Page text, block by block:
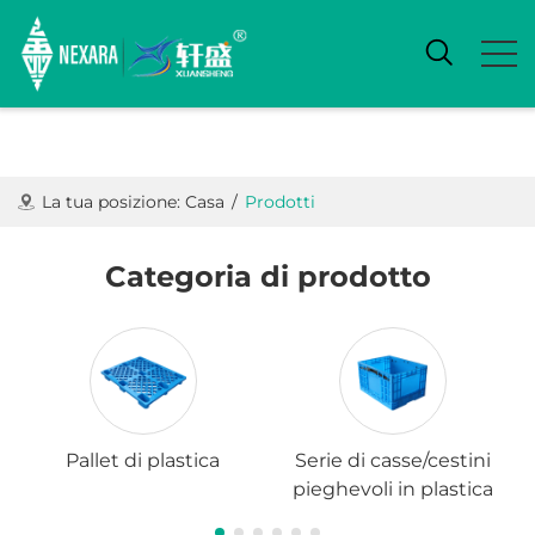
La tua posizione: Casa / Prodotti
Categoria di prodotto
Pallet di plastica
Serie di casse/cestini
pieghevoli in plastica